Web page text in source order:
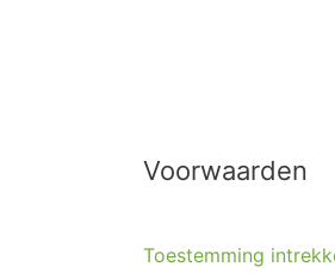
Voorwaarden
Toestemming